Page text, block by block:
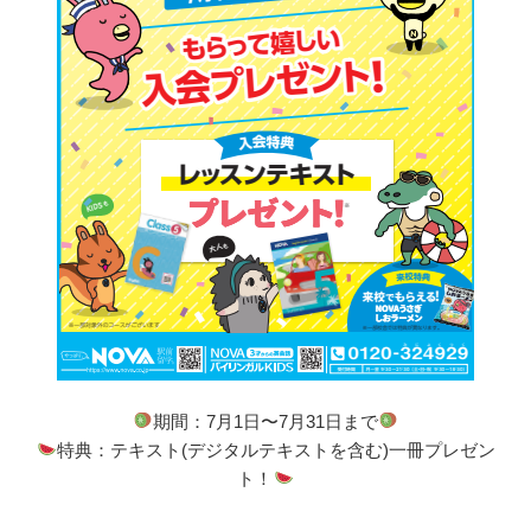
期間：7月1日〜7月31日まで
特典：テキスト(デジタルテキストを含む)一冊プレゼン
ト！